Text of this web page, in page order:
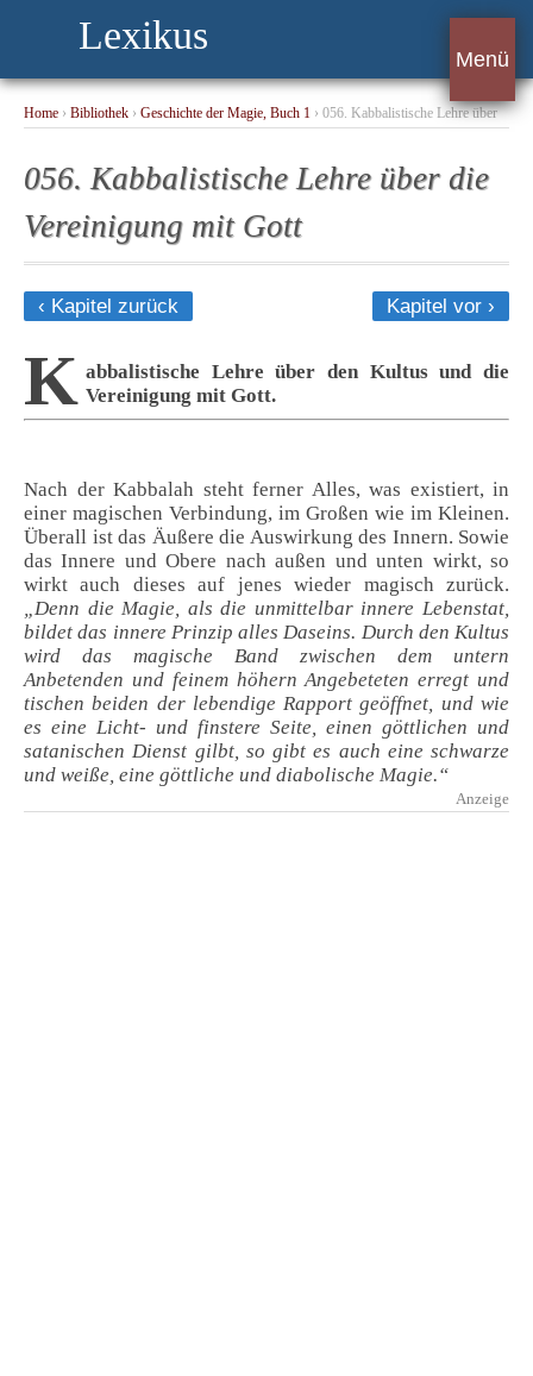
Lexikus
Menü
Home › Bibliothek › Geschichte der Magie, Buch 1 › 056. Kabbalistische Lehre über
056. Kabbalistische Lehre über die
Vereinigung mit Gott
‹ Kapitel zurück Kapitel vor ›
K abbalistische Lehre über den Kultus und die
Vereinigung mit Gott.
Nach der Kabbalah steht ferner Alles, was existiert, in
einer magischen Verbindung, im Großen wie im Kleinen.
Überall ist das Äußere die Auswirkung des Innern. Sowie
das Innere und Obere nach außen und unten wirkt, so
wirkt auch dieses auf jenes wieder magisch zurück.
„Denn die Magie, als die unmittelbar innere Lebenstat,
bildet das innere Prinzip alles Daseins. Durch den Kultus
wird das magische Band zwischen dem untern
Anbetenden und feinem höhern Angebeteten erregt und
tischen beiden der lebendige Rapport geöffnet, und wie
es eine Licht- und finstere Seite, einen göttlichen und
satanischen Dienst gilbt, so gibt es auch eine schwarze
und weiße, eine göttliche und diabolische Magie.“